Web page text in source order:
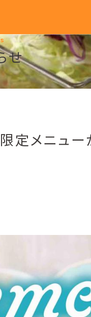
せ
定メニュ